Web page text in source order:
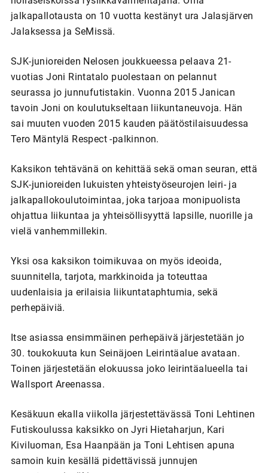
jalkapallotausta on 10 vuotta kestänyt ura Jalasjärven
Jalaksessa ja SeMissä.
SJK-junioreiden Nelosen joukkueessa pelaava 21-
vuotias Joni Rintatalo puolestaan on pelannut
seurassa jo junnufutistakin. Vuonna 2015 Janican
tavoin Joni on koulutukseltaan liikuntaneuvoja. Hän
sai muuten vuoden 2015 kauden päätöstilaisuudessa
Tero Mäntylä Respect -palkinnon.
Kaksikon tehtävänä on kehittää sekä oman seuran, että
SJK-junioreiden lukuisten yhteistyöseurojen leiri- ja
jalkapallokoulutoimintaa, joka tarjoaa monipuolista
ohjattua liikuntaa ja yhteisöllisyyttä lapsille, nuorille ja
vielä vanhemmillekin.
Yksi osa kaksikon toimikuvaa on myös ideoida,
suunnitella, tarjota, markkinoida ja toteuttaa
uudenlaisia ja erilaisia liikuntataphtumia, sekä
perhepäiviä.
Itse asiassa ensimmäinen perhepäivä järjestetään jo
30. toukokuuta kun Seinäjoen Leirintäalue avataan.
Toinen järjestetään elokuussa joko leirintäalueella tai
Wallsport Areenassa.
Kesäkuun ekalla viikolla järjestettävässä Toni Lehtinen
Futiskoulussa kaksikko on Jyri Hietaharjun, Kari
Kiviluoman, Esa Haanpään ja Toni Lehtisen apuna
samoin kuin kesällä pidettävissä junnujen